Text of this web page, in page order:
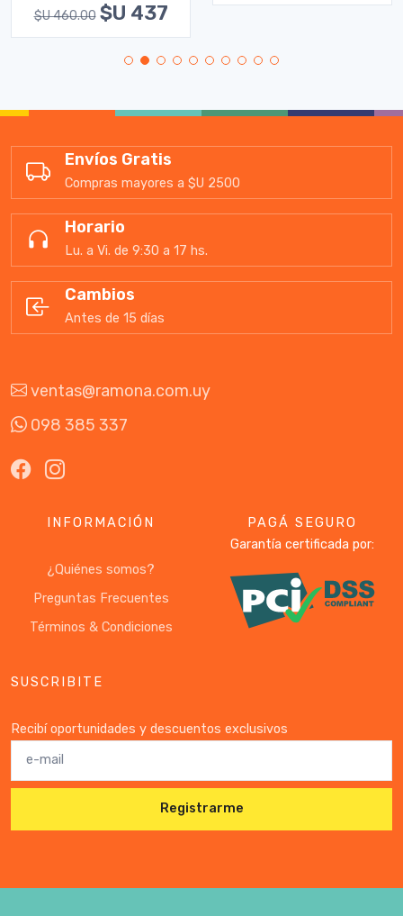
$U 460.00 $U 437
Envíos Gratis
Compras mayores a $U 2500
Horario
Lu. a Vi. de 9:30 a 17 hs.
Cambios
Antes de 15 días
ventas@ramona.com.uy
098 385 337
INFORMACIÓN
¿Quiénes somos?
Preguntas Frecuentes
Términos & Condiciones
PAGÁ SEGURO
Garantía certificada por:
SUSCRIBITE
Recibí oportunidades y descuentos exclusivos
Registrarme